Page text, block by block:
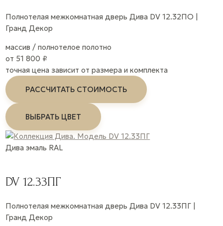
Полнотелая межкомнатная дверь Дива DV 12.32ПО |
Гранд Декор
массив / полнотелое полотно
от 51 800 ₽
точная цена зависит от размера и комплекта
РАССЧИТАТЬ СТОИМОСТЬ
ВЫБРАТЬ ЦВЕТ
Дива эмаль RAL
DV 12.33ПГ
Полнотелая межкомнатная дверь Дива DV 12.33ПГ |
Гранд Декор